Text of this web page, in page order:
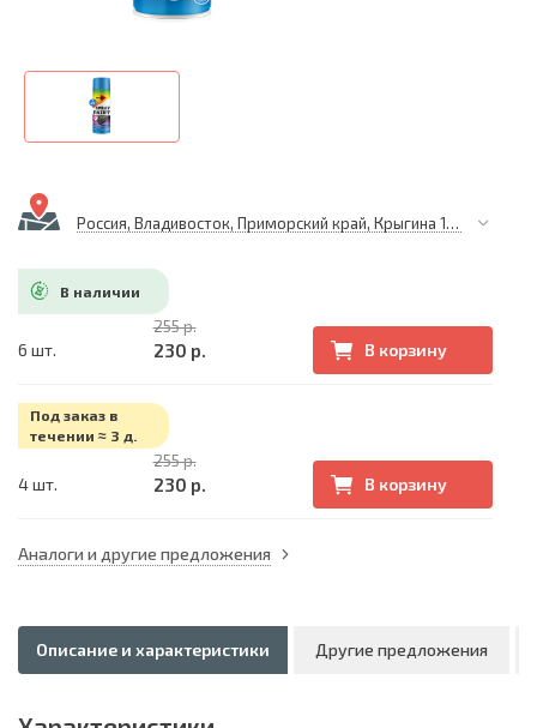
Россия, Владивосток, Приморский край, Крыгина 105
В наличии
6 шт.
255 р.
230 р. В корзину
Под заказ в
течении ≈ 3 д.
4 шт.
255 р.
230 р. В корзину
Аналоги и другие предложения
Описание и характеристики Другие предложения